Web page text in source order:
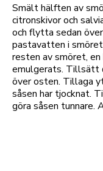
Smält hälften av
citronskivor och
och flytta sedan
pastavatten i
resten av smöret,
emulgerats. Tillsätt
över osten. Tillaga
såsen har tjocknat.
göra såsen tunnare.